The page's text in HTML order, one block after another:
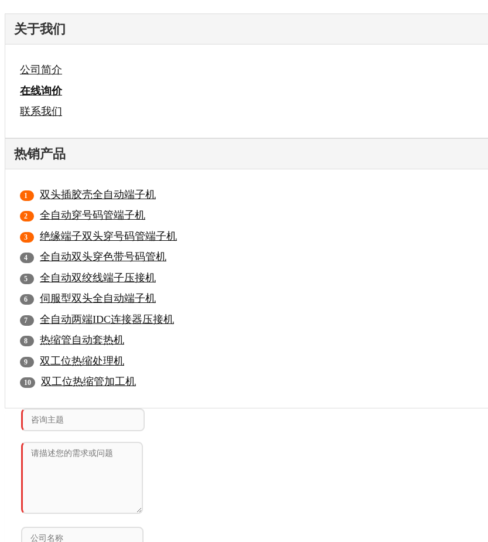
关于我们
公司简介
在线询价
联系我们
热销产品
双头插胶壳全自动端子机
全自动穿号码管端子机
绝缘端子双头穿号码管端子机
全自动双头穿色带号码管机
全自动双绞线端子压接机
伺服型双头全自动端子机
全自动两端IDC连接器压接机
热缩管自动套热机
双工位热缩处理机
双工位热缩管加工机